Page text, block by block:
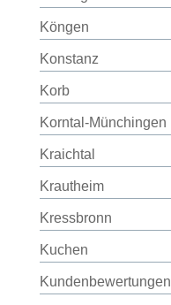
Köngen
Konstanz
Korb
Korntal-Münchingen
Kraichtal
Krautheim
Kressbronn
Kuchen
Kundenbewertungen